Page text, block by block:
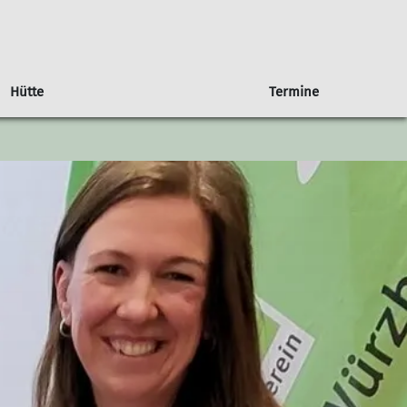
Berichte Ehrenamtliche gesucht
Veranstaltungen 4dav
Hütte
Neues von der Hütte
Termine